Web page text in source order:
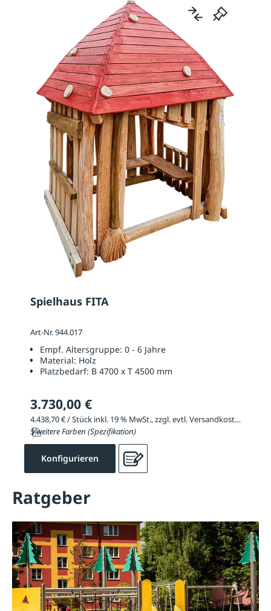
Spielhaus FITA
Art-Nr. 944.017
Empf. Altersgruppe: 0 - 6 Jahre
Material: Holz
Platzbedarf: B 4700 x T 4500 mm
3.730,00 €
4.438,70 € / Stück inkl. 19 % MwSt., zzgl. evtl. Versandkosten
5 weitere Farben (Spezifikation)
Konfigurieren
Ratgeber